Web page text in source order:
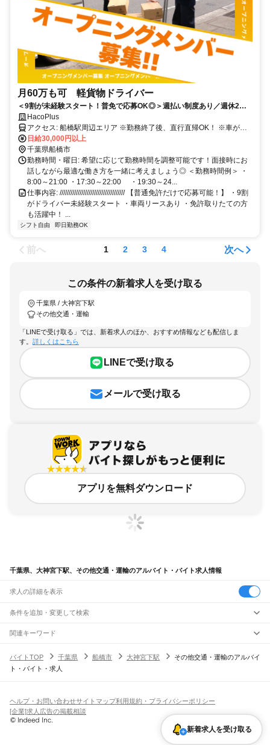
月60万も可 軽貨物ドライバー
＜9割が未経験スタート！普免で応募OK◎＞週払い制度あり／週休2日
で月収50万円可能
HacoPlus
アクセス: 船橋駅周辺エリア ※勤務終了後、直行直帰OK！ ※車がな
い方向けにリース制度あり （休日は自家用車として使用OK！）
日給30,000円以上
千葉県船橋市
勤務時間・曜日: 希望に応じて勤務時間を調整可能です！面接時にお
話しながら最適な働き方を一緒に考えましょう◎ ＜勤務時間例＞ ・
8:00～21:00 ・17:30～22:00 ・19:30～24...
仕事内容: //////////////////////////////////// 【普通免許だけで応募可能！】 ・9割
がドライバー未経験スタート ・車両リースあり ・免許取りたての方
も活躍中！ ...
シフト自由 即日勤務OK
前へ 1 2 3 4 次へ
この条件の新着求人を受け取る
千葉県 / 大神宮下駅
その他交通・運輸
「LINEで受け取る」では、新着求人のほか、おすすめ情報なども配信しま
す。 詳しくはこちら
LINEで受け取る
メールで受け取る
アプリを無料ダウンロード
千葉県、大神宮下駅、その他交通・運輸のアルバイト・バイト求人情報
求人の詳細を表示
条件を追加・変更して検索
市区町村を追加・変更
千葉県すべて
千葉市 すべて
旭市習志野市柏市勝浦市市原市流山市八千代市我孫子市鴨川市鎌ケ谷市
君津市富津市浦安市 印西市白井市富里市南房総市
匝瑳市香取市 印旛郡 香取郡山武郡 長生郡夷隅郡
駅を追加・変更
JR中央・総武線
市川駅本八幡駅下総中山駅 津田沼駅幕張本郷駅幕張駅
新検見川駅
職種を追加・変更
飲食・フードサービスすべて
ホールスタッフキッチンスタッフ
パン屋（ベーカリー）
バー（BAR）・バーテンダー
飲食店（店長・マネージャー）
人気
日払いOK高校生歓迎 髪型・髪色自由
留学生・外国人活躍中
雇用形態を追加・変更
関連キーワード
バイトTOP
千葉県 船橋市 大神宮下駅
その他交通・運輸のアルバイ
ト・バイト・求人
新着求人を受け取る
ヘルプ・お問い合わせサイトマップ利用規約・プライバシーポリシー
[企業]求人広告の掲載相談